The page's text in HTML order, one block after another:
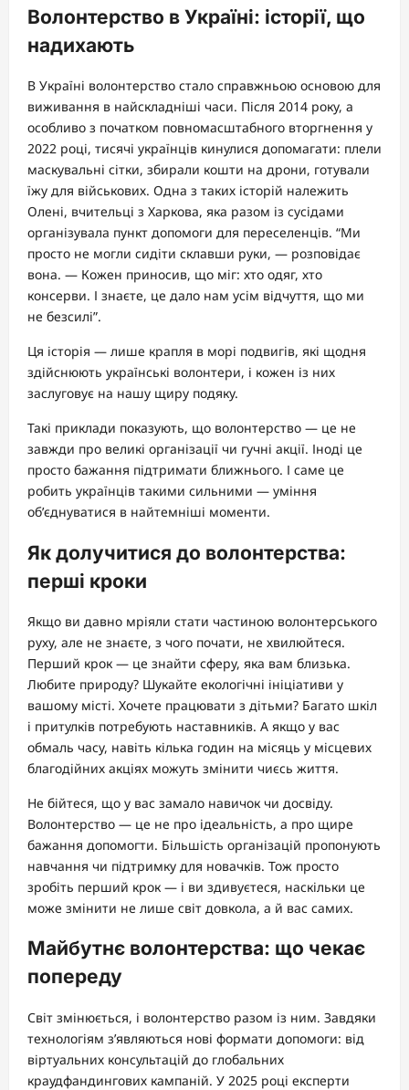
Волонтерство в Україні: історії, що
надихають
В Україні волонтерство стало справжньою основою для
виживання в найскладніші часи. Після 2014 року, а
особливо з початком повномасштабного вторгнення у
2022 році, тисячі українців кинулися допомагати: плели
маскувальні сітки, збирали кошти на дрони, готували
їжу для військових. Одна з таких історій належить
Олені, вчительці з Харкова, яка разом із сусідами
організувала пункт допомоги для переселенців. “Ми
просто не могли сидіти склавши руки, — розповідає
вона. — Кожен приносив, що міг: хто одяг, хто
консерви. І знаєте, це дало нам усім відчуття, що ми
не безсилі”.
Ця історія — лише крапля в морі подвигів, які щодня
здійснюють українські волонтери, і кожен із них
заслуговує на нашу щиру подяку.
Такі приклади показують, що волонтерство — це не
завжди про великі організації чи гучні акції. Іноді це
просто бажання підтримати ближнього. І саме це
робить українців такими сильними — уміння
об’єднуватися в найтемніші моменти.
Як долучитися до волонтерства:
перші кроки
Якщо ви давно мріяли стати частиною волонтерського
руху, але не знаєте, з чого почати, не хвилюйтеся.
Перший крок — це знайти сферу, яка вам близька.
Любите природу? Шукайте екологічні ініціативи у
вашому місті. Хочете працювати з дітьми? Багато шкіл
і притулків потребують наставників. А якщо у вас
обмаль часу, навіть кілька годин на місяць у місцевих
благодійних акціях можуть змінити чиєсь життя.
Не бійтеся, що у вас замало навичок чи досвіду.
Волонтерство — це не про ідеальність, а про щире
бажання допомогти. Більшість організацій пропонують
навчання чи підтримку для новачків. Тож просто
зробіть перший крок — і ви здивуєтеся, наскільки це
може змінити не лише світ довкола, а й вас самих.
Майбутнє волонтерства: що чекає
попереду
Світ змінюється, і волонтерство разом із ним. Завдяки
технологіям з’являються нові формати допомоги: від
віртуальних консультацій до глобальних
краудфандингових кампаній. У 2025 році експерти